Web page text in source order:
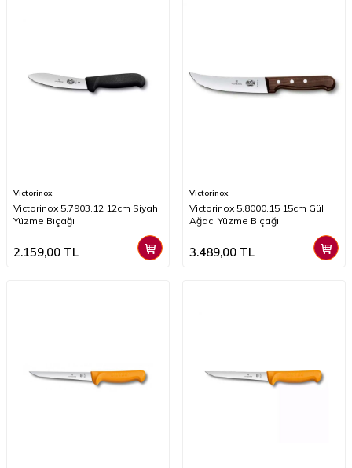
Victorinox
Victorinox 5.7903.12 12cm Siyah
Yüzme Bıçağı
2.159,00 TL
Victorinox
Victorinox 5.8000.15 15cm Gül
Ağacı Yüzme Bıçağı
3.489,00 TL